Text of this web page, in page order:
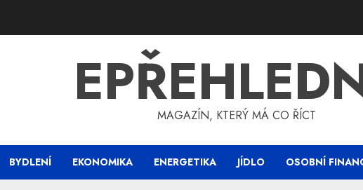
MAGAZÍN, KTERÝ MÁ CO ŘÍCT
BYDLENÍ EKONOMIKA ENERGETIKA JÍDLO OSOBNÍ